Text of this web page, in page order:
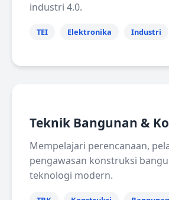
industri 4.0.
TEI Elektronika Industri
Teknik Bangunan &
Mempelajari perencanaan,
pengawasan konstruksi
teknologi modern.